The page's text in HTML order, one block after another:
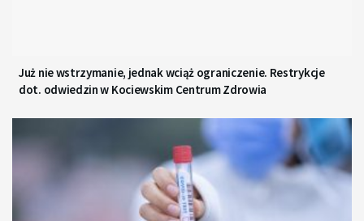
Już nie wstrzymanie, jednak wciąż ograniczenie. Restrykcje
dot. odwiedzin w Kociewskim Centrum Zdrowia